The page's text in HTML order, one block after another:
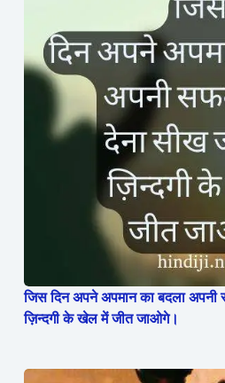
जिस दिन अपने अपमान का बदला
ज़िन्दगी के खेल में जीत जाओगे।